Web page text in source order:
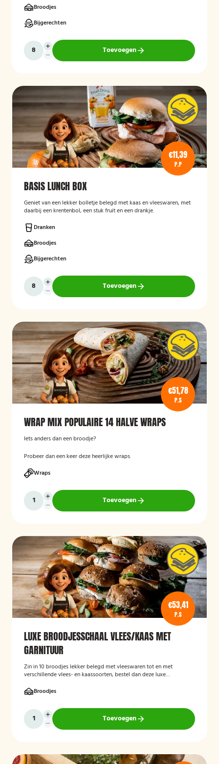
Broodjes
Bijgerechten
Toevoegen
€11,39
P.P
BASIS LUNCH BOX
Geniet van een lekker bolletje belegd met kaas en vleeswaren, met
daarbij een krentenbol, een stuk fruit en een drankje.
Dranken
Broodjes
Bijgerechten
Toevoegen
€51,78
P.S
WRAP MIX POPULAIRE 14 HALVE WRAPS
Iets anders dan een broodje?
Probeer dan een keer deze heerlijke wraps.
Wraps
Toevoegen
€53,41
P.S
LUXE BROODJESSCHAAL VLEES/KAAS MET
GARNITUUR
Zin in 10 broodjes lekker belegd met vleeswaren tot en met
verschillende vlees- en kaassoorten, bestel dan deze luxe
Broodjes
Toevoegen